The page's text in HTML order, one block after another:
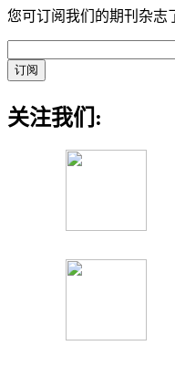
您可订阅我们的期刊杂志
关注我们: